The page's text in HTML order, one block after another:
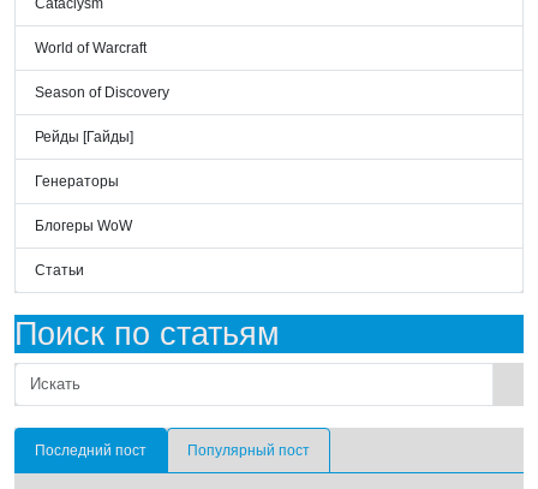
World of Warcraft
Season of Discovery
Рейды [Гайды]
Генераторы
Блогеры WoW
Статьи
Поиск по статьям
Последний пост Популярный пост